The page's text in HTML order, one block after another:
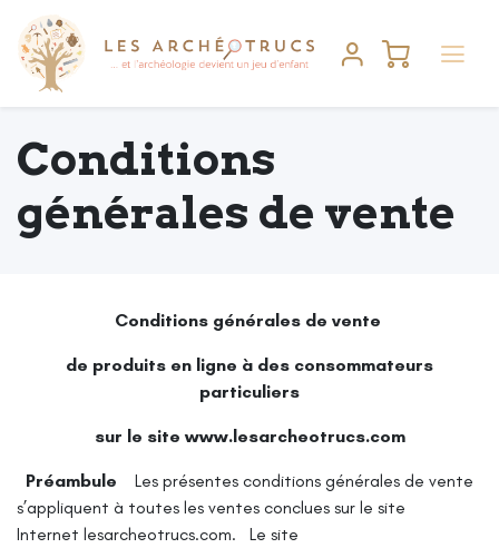
Conditions
générales de vente
Conditions générales de vente
de produits en ligne à des consommateurs
particuliers
sur le site www.lesarcheotrucs.com
Préambule
Les présentes conditions générales de vente
s’appliquent à toutes les ventes conclues sur le site
Internet lesarcheotrucs.com.
Le site